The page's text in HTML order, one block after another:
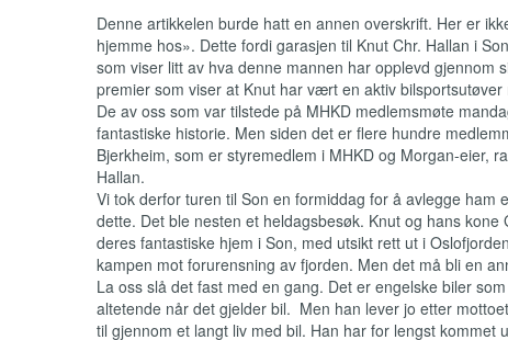
Denne artikkelen burde hatt en annen overskrift. Her er
hjemme hos». Dette fordi garasjen til Knut Chr. Hallan i
som viser litt av hva denne mannen har opplevd gjennom
premier som viser at Knut har vært en aktiv
De av oss som var tilstede på MHKD medlemsmøte
fantastiske historie. Men siden det er flere hundre
Bjerkheim, som er styremedlem i MHKD og Morgan-eier,
Hallan.
Vi tok derfor turen til Son en formiddag for å avlegge
dette. Det ble nesten et heldagsbesøk. Knut og hans
deres fantastiske hjem i Son, med utsikt rett ut i
kampen mot forurensning av fjorden. Men det må bli en
La oss slå det fast med en gang. Det er engelske biler
altetende når det gjelder bil. Men han lever jo etter
til gjennom et langt liv med bil. Han har for lengst